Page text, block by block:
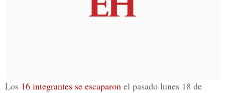
Los 16 integrantes se escaparon el pasado lunes 18 de